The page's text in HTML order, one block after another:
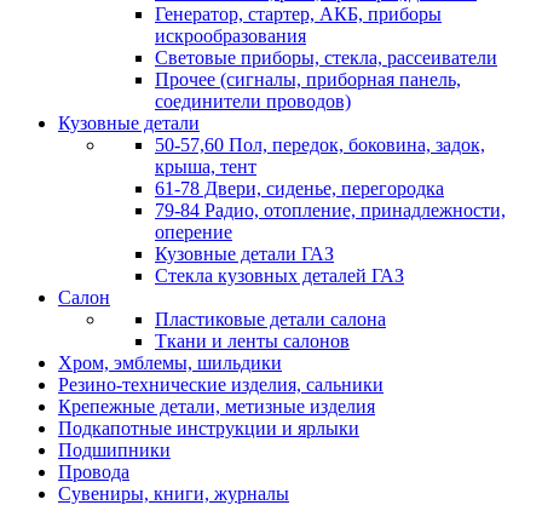
Генератор, стартер, АКБ, приборы
искрообразования
Световые приборы, стекла, рассеиватели
Прочее (сигналы, приборная панель,
соединители проводов)
Кузовные детали
50-57,60 Пол, передок, боковина, задок,
крыша, тент
61-78 Двери, сиденье, перегородка
79-84 Радио, отопление, принадлежности,
оперение
Кузовные детали ГАЗ
Стекла кузовных деталей ГАЗ
Салон
Пластиковые детали салона
Ткани и ленты салонов
Хром, эмблемы, шильдики
Резино-технические изделия, сальники
Крепежные детали, метизные изделия
Подкапотные инструкции и ярлыки
Подшипники
Провода
Сувениры, книги, журналы